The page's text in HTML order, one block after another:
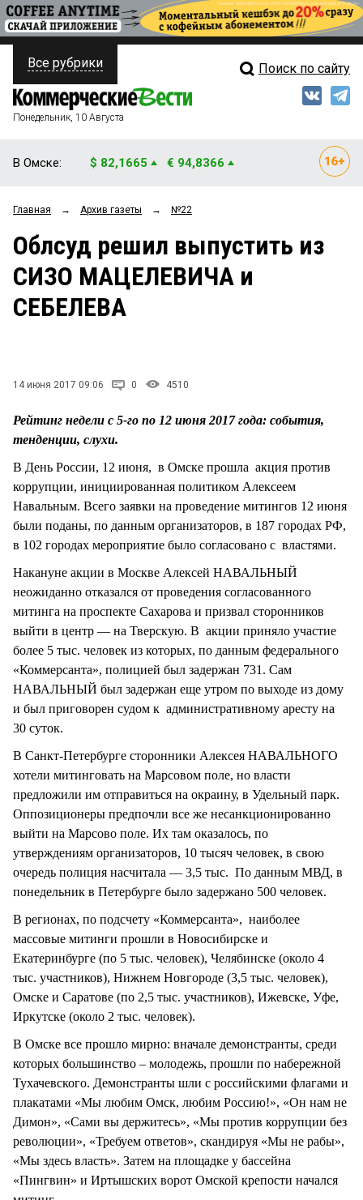
ПОЛИТИКА
ФИНАНСЫ
ОБЩЕСТВО
ЗАКОН
НОВОСТИ КОМПАНИЙ
Свежий выпуск
Рейтинги
Блоги
Все рубрики Поиск по сайту
Понедельник, 10 Августа
В Омске: $ 82,1665 € 94,8366
Главная → Архив газеты → №22
Облсуд решил выпустить из
СИЗО МАЦЕЛЕВИЧА и
СЕБЕЛЕВА
14 июня 2017 09:06 0 4510
Рейтинг недели с 5-го по 12 июня 2017 года: события,
тенденции, слухи.
В День России, 12 июня, в Омске прошла акция против
коррупции, инициированная политиком Алексеем
Навальным. Всего заявки на проведение митингов 12 июня
были поданы, по данным организаторов, в 187 городах РФ,
в 102 городах мероприятие было согласовано с властями.
Накануне акции в Москве Алексей НАВАЛЬНЫЙ
неожиданно отказался от проведения согласованного
митинга на проспекте Сахарова и призвал сторонников
выйти в центр — на Тверскую. В акции приняло участие
более 5 тыс. человек из которых, по данным федерального
«Коммерсанта», полицией был задержан 731. Сам
НАВАЛЬНЫЙ был задержан еще утром по выходе из дому
и был приговорен судом к административному аресту на
30 суток.
В Санкт-Петербурге сторонники Алексея НАВАЛЬНОГО
хотели митинговать на Марсовом поле, но власти
предложили им отправиться на окраину, в Удельный парк.
Оппозиционеры предпочли все же несанкционированно
выйти на Марсово поле. Их там оказалось, по
утверждениям организаторов, 10 тысяч человек, в свою
очередь полиция насчитала — 3,5 тыс. По данным МВД, в
понедельник в Петербурге было задержано 500 человек.
В регионах, по подсчету «Коммерсанта», наиболее
массовые митинги прошли в Новосибирске и
Екатеринбурге (по 5 тыс. человек), Челябинске (около 4
тыс. участников), Нижнем Новгороде (3,5 тыс. человек),
Омске и Саратове (по 2,5 тыс. участников), Ижевске, Уфе,
Иркутске (около 2 тыс. человек).
В Омске все прошло мирно: вначале демонстранты, среди
которых большинство – молодежь, прошли по набережной
Тухачевского. Демонстранты шли с российскими флагами и
плакатами «Мы любим Омск, любим Россию!», «Он нам не
Димон», «Сами вы держитесь», «Мы против коррупции без
революции», «Требуем ответов», скандируя «Мы не рабы»,
«Мы здесь власть». Затем на площадке у бассейна
«Пингвин» и Иртышских ворот Омской крепости начался